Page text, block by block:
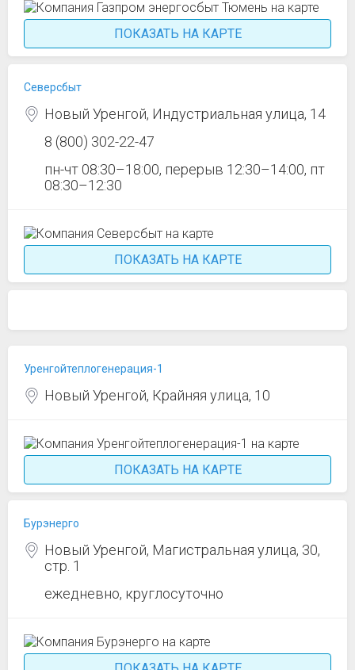
ПОКАЗАТЬ НА КАРТЕ
Северсбыт
Новый Уренгой, Индустриальная улица, 14
8 (800) 302-22-47
пн-чт 08:30–18:00, перерыв 12:30–14:00, пт
08:30–12:30
ПОКАЗАТЬ НА КАРТЕ
Уренгойтеплогенерация-1
Новый Уренгой, Крайняя улица, 10
ПОКАЗАТЬ НА КАРТЕ
Бурэнерго
Новый Уренгой, Магистральная улица, 30,
стр. 1
ежедневно, круглосуточно